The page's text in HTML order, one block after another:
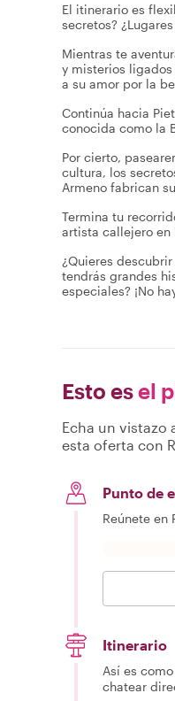
El itinerario es
secretos?
Mientras te
y misterios
a su amor por la
Continúa hacia
conocida como la
Por cierto,
cultura, los
Armeno fabrican
Termina tu
artista callejero en
¿Quieres
tendrás grandes
especiales? ¡No
Esto esel
Echa un vistazo
esta oferta con
Punto de
Reúnete en
Itinerario
Así es
chatear